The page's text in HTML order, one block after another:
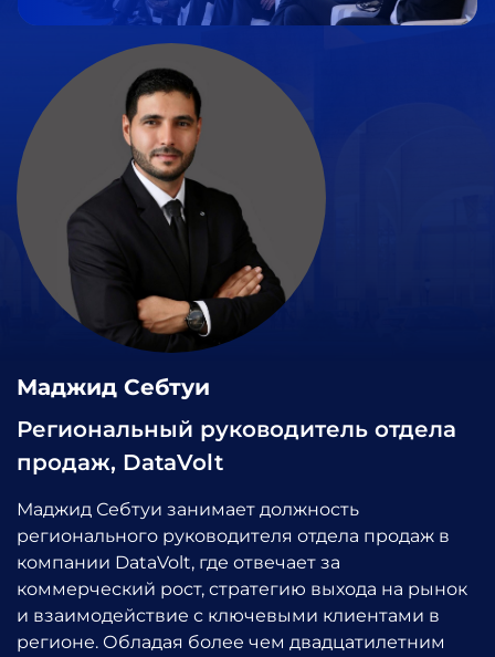
Маджид Себтуи
Региональный руководитель отдела
продаж, DataVolt
Маджид Себтуи занимает должность
регионального руководителя отдела продаж в
компании DataVolt, где отвечает за
коммерческий рост, стратегию выхода на рынок
и взаимодействие с ключевыми клиентами в
регионе. Обладая более чем двадцатилетним